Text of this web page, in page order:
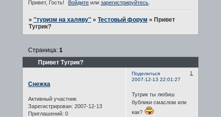
Привет, Гость! Войдите илизарегистрируйтесь.
» ''туризм на халяву'' » Тестовый форум » Привет
Тугрик?
Привет Тугрик?
Страница: 1
Поделиться
1
2007-12-13 22:01:27
Снежка
Активный участник
Зарегистрирован: 2007-12-13
Приглашений: 0
Тугрик ты любиш
бублики смаслом или
как?